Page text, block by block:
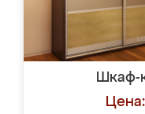
Шкаф-